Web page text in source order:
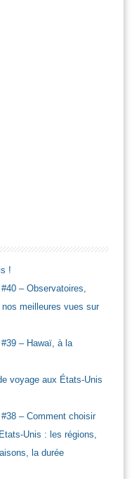
!
– Observatoires,
meilleures vues sur
– Hawaï, à la
voyage aux États-Unis
– Comment choisir
Unis : les régions,
la durée